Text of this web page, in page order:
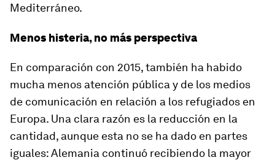
Mediterráneo.
Menos histeria, no más perspectiva
En comparación con 2015, también ha habido
mucha menos atención pública y de los medios
de comunicación en relación a los refugiados en
Europa. Una clara razón es la reducción en la
cantidad, aunque esta no se ha dado en partes
iguales: Alemania continuó recibiendo la mayor